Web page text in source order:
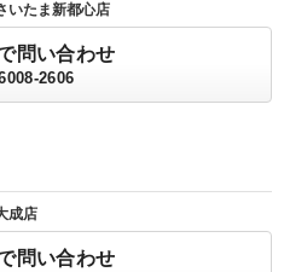
いたま新都心店
問い合わせ
2606
成店
問い合わせ